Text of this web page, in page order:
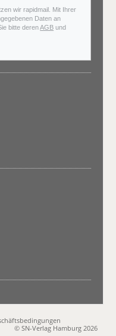
wir rapidmail. Mit Ihrer
Daten an
bitte derenAGB und
© SN-Verlag Hamburg 2026